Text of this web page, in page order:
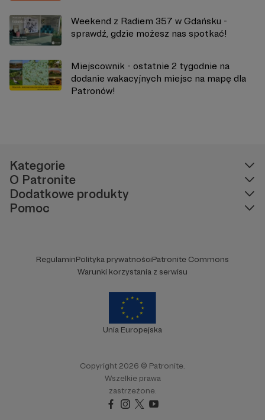
Weekend z Radiem 357 w Gdańsku -
sprawdź, gdzie możesz nas spotkać!
Miejscownik - ostatnie 2 tygodnie na
dodanie wakacyjnych miejsc na mapę dla
Patronów!
Kategorie
O Patronite
Dodatkowe produkty
Pomoc
RegulaminPolityka prywatnościPatronite Commons
Warunki korzystania z serwisu
Unia Europejska
Copyright 2026 © Patronite.
Wszelkie prawa
zastrzeżone.